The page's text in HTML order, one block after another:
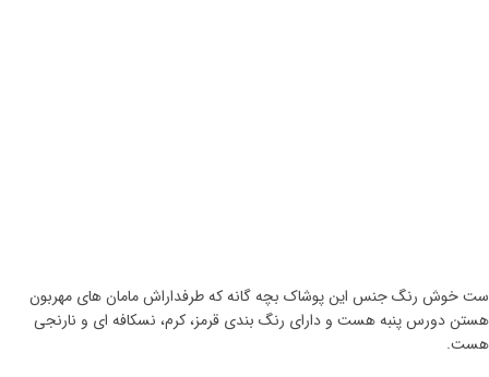
ست خوش رنگ جنس این پوشاک بچه گانه که طرفداراش مامان های مهربون
هستن دورس پنبه هست و دارای رنگ بندی قرمز، کرم، نسکافه ای و نارنجی
هست.